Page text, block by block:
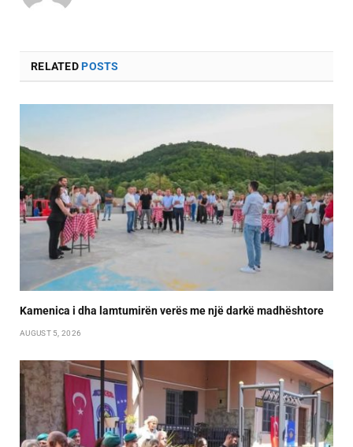
RELATEDPOSTS
Kamenica i dha lamtumirën verës me një darkë madhështore
AUGUST 5, 2026